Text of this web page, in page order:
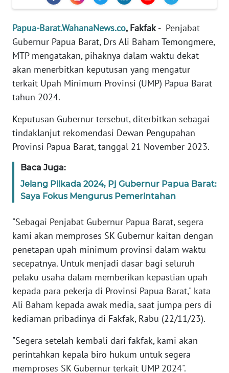
Papua-Barat.WahanaNews.co, Fakfak- Penjabat
Gubernur Papua Barat, Drs Ali Baham Temongmere,
MTP mengatakan, pihaknya dalam waktu dekat
akan menerbitkan keputusan yang mengatur
terkait Upah Minimum Provinsi (UMP) Papua Barat
tahun 2024.
Keputusan Gubernur tersebut, diterbitkan sebagai
tindaklanjut rekomendasi Dewan Pengupahan
Provinsi Papua Barat, tanggal 21 November 2023.
Baca Juga:
Jelang Pilkada 2024, Pj Gubernur Papua Barat:
Saya Fokus Mengurus Pemerintahan
"Sebagai Penjabat Gubernur Papua Barat, segera
kami akan memproses SK Gubernur kaitan dengan
penetapan upah minimum provinsi dalam waktu
secepatnya. Untuk menjadi dasar bagi seluruh
pelaku usaha dalam memberikan kepastian upah
kepada para pekerja di Provinsi Papua Barat," kata
Ali Baham kepada awak media, saat jumpa pers di
kediaman pribadinya di Fakfak, Rabu (22/11/23).
"Segera setelah kembali dari fakfak, kami akan
perintahkan kepala biro hukum untuk segera
memproses SK Gubernur terkait UMP 2024".
KARIR
DISCLAIMER
Wahana
Regional
WN
WN
JAKARTA
WN
JABAR
WN
BANTEN
WN
NTT
KEPRI